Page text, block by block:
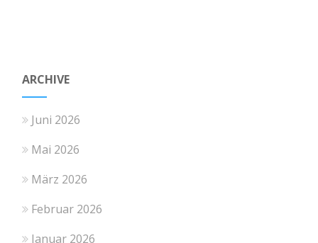
ARCHIVE
Juni 2026
Mai 2026
März 2026
Februar 2026
Januar 2026